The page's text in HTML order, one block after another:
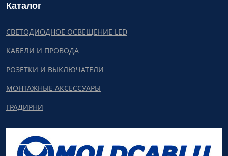
Каталог
СВЕТОДИОДНОЕ ОСВЕЩЕНИЕ LED
КАБЕЛИ И ПРОВОДА
РОЗЕТКИ И ВЫКЛЮЧАТЕЛИ
МОНТАЖНЫЕ АКСЕССУАРЫ
ГРАДИРНИ